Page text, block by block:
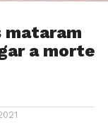
mataram
a morte